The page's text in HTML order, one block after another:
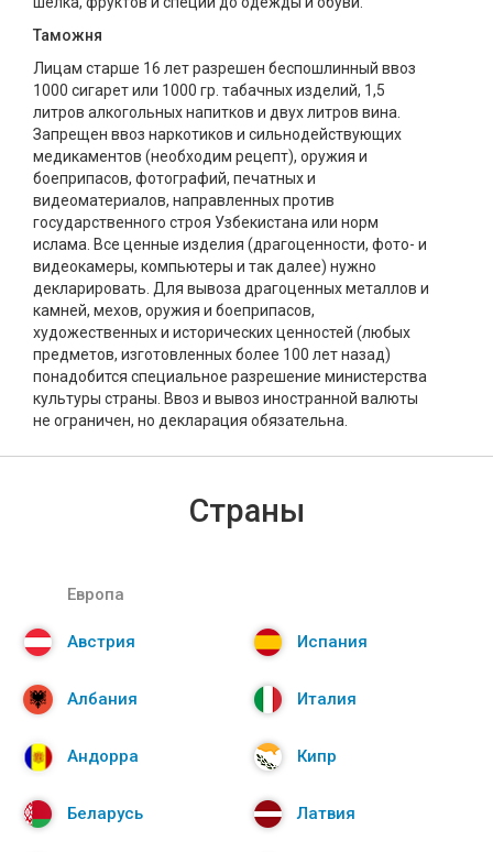
Таможня
Лицам старше 16 лет разрешен беспошлинный ввоз
1000 сигарет или 1000 гр. табачных изделий, 1,5
литров алкогольных напитков и двух литров вина.
Запрещен ввоз наркотиков и сильнодействующих
медикаментов (необходим рецепт), оружия и
боеприпасов, фотографий, печатных и
видеоматериалов, направленных против
государственного строя Узбекистана или норм
ислама. Все ценные изделия (драгоценности, фото- и
видеокамеры, компьютеры и так далее) нужно
декларировать. Для вывоза драгоценных металлов и
камней, мехов, оружия и боеприпасов,
художественных и исторических ценностей (любых
предметов, изготовленных более 100 лет назад)
понадобится специальное разрешение министерства
культуры страны. Ввоз и вывоз иностранной валюты
не ограничен, но декларация обязательна.
Страны
Европа
Австрия
Албания
Андорра
Беларусь
Испания
Италия
Кипр
Латвия